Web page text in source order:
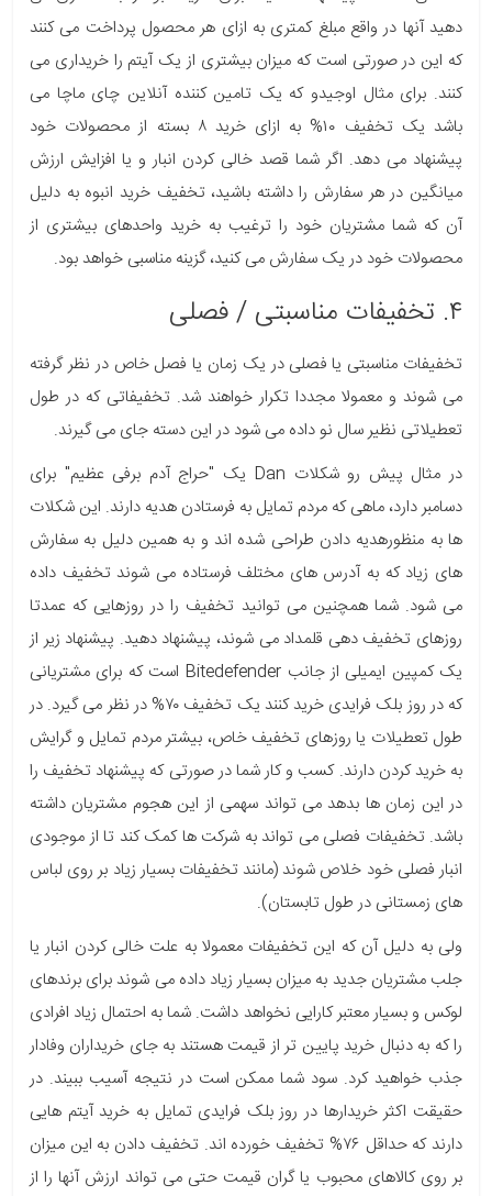
دهید آنها در واقع مبلغ کمتری به ازای هر محصول پرداخت می کنند
که این در صورتی است که میزان بیشتری از یک آیتم را خریداری می
کنند. برای مثال اوجیدو که یک تامین کننده آنلاین چای ماچا می
باشد یک تخفیف ۱۰% به ازای خرید ۸ بسته از محصولات خود
پیشنهاد می دهد. اگر شما قصد خالی کردن انبار و یا افزایش ارزش
میانگین در هر سفارش را داشته باشید، تخفیف خرید انبوه به دلیل
آن که شما مشتریان خود را ترغیب به خرید واحدهای بیشتری از
محصولات خود در یک سفارش می کنید، گزینه مناسبی خواهد بود.
۴. تخفیفات مناسبتی / فصلی
تخفیفات مناسبتی یا فصلی در یک زمان یا فصل خاص در نظر گرفته
می شوند و معمولا مجددا تکرار خواهند شد. تخفیفاتی که در طول
تعطیلاتی نظیر سال نو داده می شود در این دسته جای می گیرند.
در مثال پیش رو شکلات Dan یک "حراج آدم برفی عظیم" برای
دسامبر دارد، ماهی که مردم تمایل به فرستادن هدیه دارند. این شکلات
ها به منظورهدیه دادن طراحی شده اند و به همین دلیل به سفارش
های زیاد که به آدرس های مختلف فرستاده می شوند تخفیف داده
می شود. شما همچنین می توانید تخفیف را در روزهایی که عمدتا
روزهای تخفیف دهی قلمداد می شوند، پیشنهاد دهید. پیشنهاد زیر از
یک کمپین ایمیلی از جانب Bitedefender است که برای مشتریانی
که در روز بلک فرایدی خرید کنند یک تخفیف ۷۰% در نظر می گیرد. در
طول تعطیلات یا روزهای تخفیف خاص، بیشتر مردم تمایل و گرایش
به خرید کردن دارند. کسب و کار شما در صورتی که پیشنهاد تخفیف را
در این زمان ها بدهد می تواند سهمی از این هجوم مشتریان داشته
باشد. تخفیفات فصلی می تواند به شرکت ها کمک کند تا از موجودی
انبار فصلی خود خلاص شوند (مانند تخفیفات بسیار زیاد بر روی لباس
های زمستانی در طول تابستان).
ولی به دلیل آن که این تخفیفات معمولا به علت خالی کردن انبار یا
جلب مشتریان جدید به میزان بسیار زیاد داده می شوند برای برندهای
لوکس و بسیار معتبر کارایی نخواهد داشت. شما به احتمال زیاد افرادی
را که به دنبال خرید پایین تر از قیمت هستند به جای خریداران وفادار
جذب خواهید کرد. سود شما ممکن است در نتیجه آسیب ببیند. در
حقیقت اکثر خریدارها در روز بلک فرایدی تمایل به خرید آیتم هایی
دارند که حداقل ۷۶% تخفیف خورده اند. تخفیف دادن به این میزان
بر روی کالاهای محبوب یا گران قیمت حتی می تواند ارزش آنها را از